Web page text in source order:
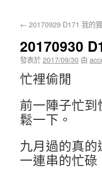
← 20170929 D171 我的
20170930
發表於2017/09/30 由
忙裡偷閒
前一陣子忙
鬆一下。
九月過的真
一連串的忙碌